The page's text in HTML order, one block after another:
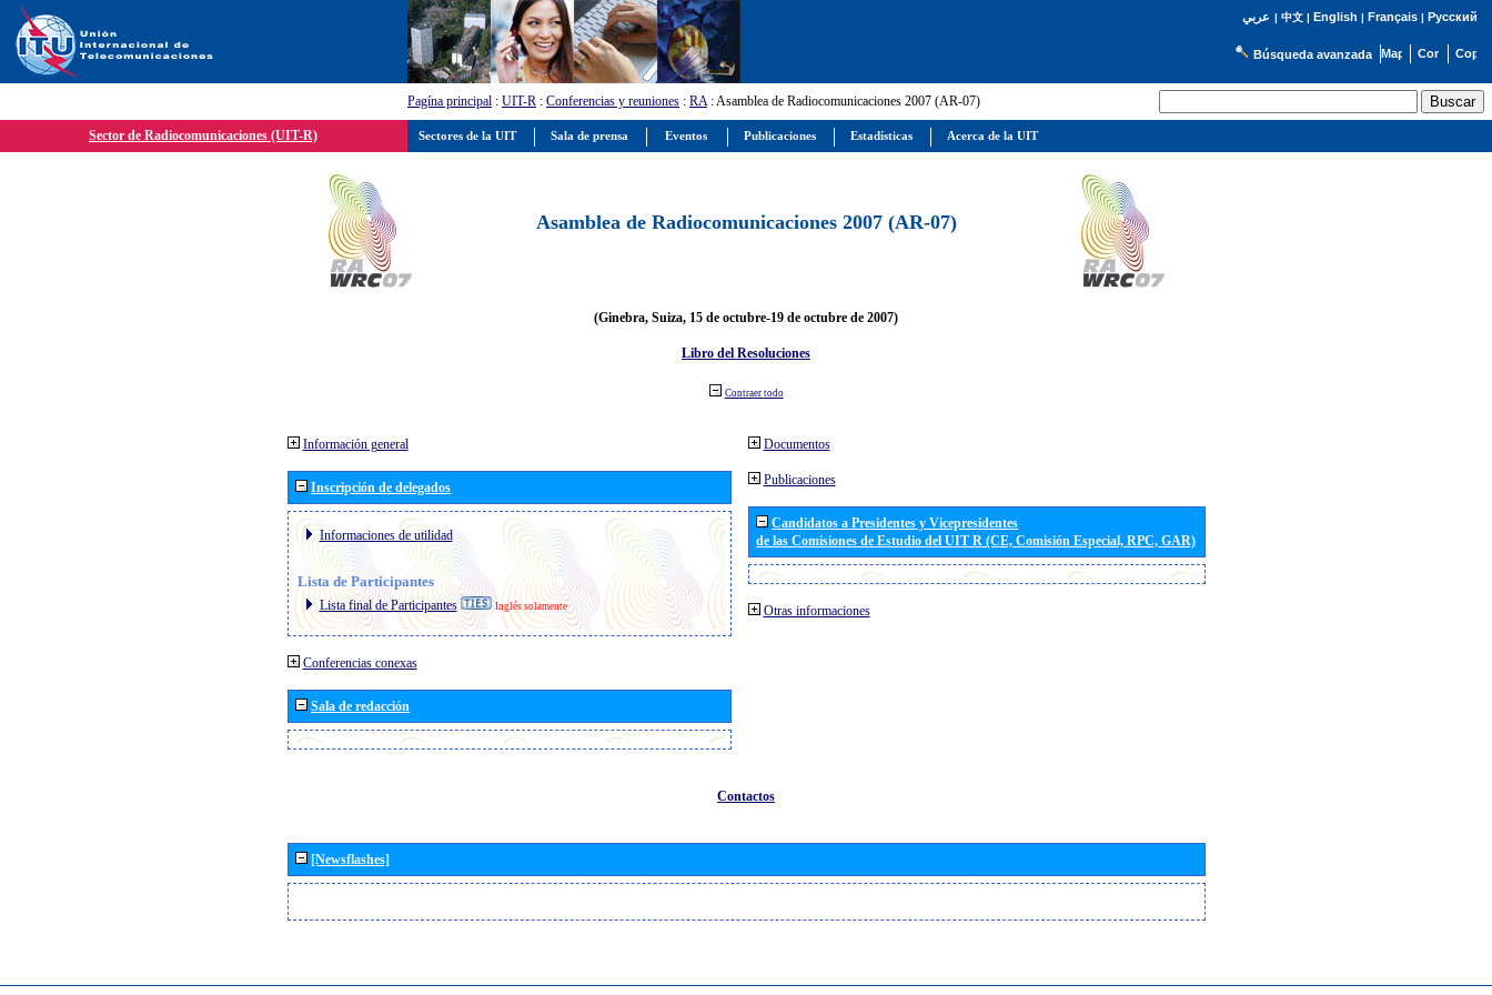
عربي | 中文| English | Français| Русский
Búsqueda avanzada
Pagína principal : UIT-R : Conferencias y reuniones : RA: Asamblea de Radiocomunicaciones 2007 (AR-07)
Sector de Radiocomunicaciones (UIT-R)
Asamblea de Radiocomunicaciones 2007 (AR-07)
(Ginebra, Suiza, 15 de octubre-19 de octubre de 2007)
Libro del Resoluciones
Contraer todo
Información general
Inscripción de delegados
Informaciones de utilidad
Lista de Participantes
Lista final de Participantes Inglés solamente
Conferencias conexas
Sala de redacción
Documentos
Publicaciones
Candidatos a Presidentes y Vicepresidentes
de las Comisiones de Estudio del UIT R (CE, Comisión Especial, RPC, GAR)
Otras informaciones
Contactos
[Newsflashes]
Sectores de la UIT Sala de prensa Eventos Publicaciones Estadísticas Acerca de la UIT